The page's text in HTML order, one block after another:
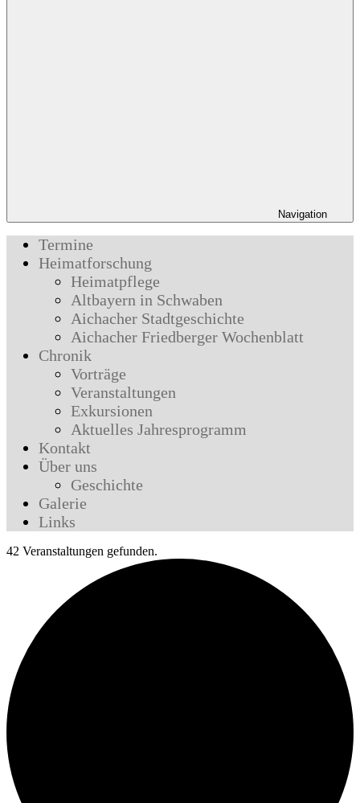
Navigation
Termine
Heimatforschung
Heimatpflege
Altbayern in Schwaben
Aichacher Stadtgeschichte
Aichacher Friedberger Wochenblatt
Chronik
Vorträge
Veranstaltungen
Exkursionen
Aktuelles Jahresprogramm
Kontakt
Über uns
Geschichte
Galerie
Links
42 Veranstaltungen gefunden.